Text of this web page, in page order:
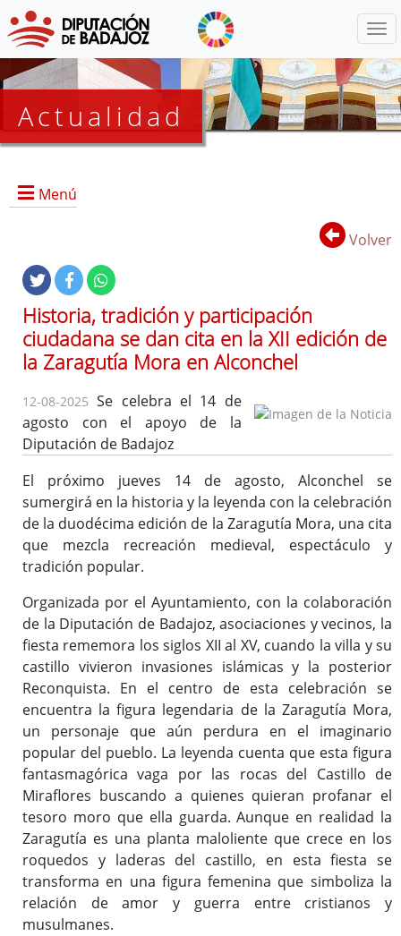
Actualidad
Menú
Noticias
Lista
de
distribución
Volver
Historia, tradición y participación
ciudadana se dan cita en la XII edición de
la Zaragutía Mora en Alconchel
12-08-2025 Se celebra el 14 de
agosto con el apoyo de la
Diputación de Badajoz
El próximo jueves 14 de agosto, Alconchel se
sumergirá en la historia y la leyenda con la celebración
de la duodécima edición de la Zaragutía Mora, una cita
que mezcla recreación medieval, espectáculo y
tradición popular.
Organizada por el Ayuntamiento, con la colaboración
de la Diputación de Badajoz, asociaciones y vecinos, la
fiesta rememora los siglos XII al XV, cuando la villa y su
castillo vivieron invasiones islámicas y la posterior
Reconquista. En el centro de esta celebración se
encuentra la figura legendaria de la Zaragutía Mora,
un personaje que aún perdura en el imaginario
popular del pueblo. La leyenda cuenta que esta figura
fantasmagórica vaga por las rocas del Castillo de
Miraflores buscando a quienes quieran profanar el
tesoro moro que ella guarda. Aunque en realidad la
Zaragutía es una planta maloliente que crece en los
roquedos y laderas del castillo, en esta fiesta se
transforma en una figura femenina que simboliza la
relación de amor y guerra entre cristianos y
musulmanes.